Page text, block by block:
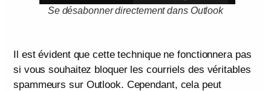
Se désabonner directement dans Outlook
Il est évident que cette technique ne fonctionnera pas
si vous souhaitez bloquer les courriels des véritables
spammeurs sur Outlook. Cependant, cela peut